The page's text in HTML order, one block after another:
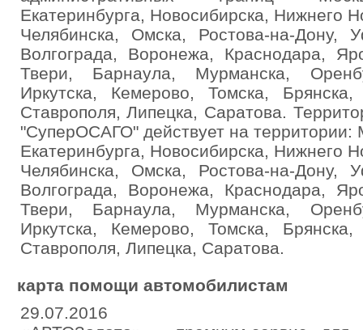
Екатеринбурга, Новосибирска, Нижнего
Челябинска, Омска, Ростова-на-Дону,
Волгограда, Воронежа, Краснодара,
Твери, Барнаула, Мурманска,
Иркутска, Кемерово, Томска, Брянска,
Ставрополя, Липецка, Саратова.
"СуперОСАГО" действует на территории:
Екатеринбурга, Новосибирска, Нижнего
Челябинска, Омска, Ростова-на-Дону,
Волгограда, Воронежа, Краснодара,
Твери, Барнаула, Мурманска,
Иркутска, Кемерово, Томска, Брянска,
Ставрополя, Липецка, Саратова.
карта помощи автомобилистам
29.07.2016